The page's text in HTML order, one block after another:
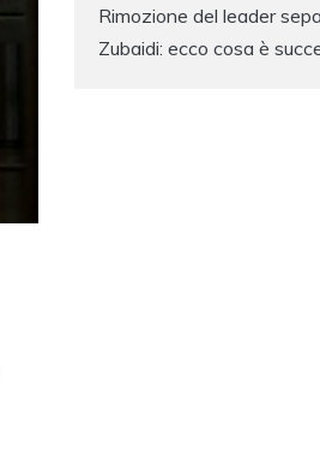
Rimozione del leader
Zubaidi: ecco cosa è